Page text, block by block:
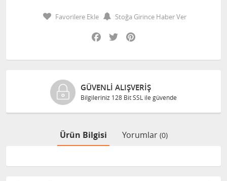
Favorilere Ekle
Stoğa Girince Haber Ver
Facebook
Twitter
GÜVENLI ALIŞVERIŞ
Bilgileriniz 128 Bit SSL ile güvende
Ürün Bilgisi Yorumlar (0)